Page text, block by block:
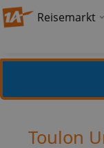
Reisemarkt
Toulon